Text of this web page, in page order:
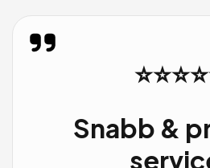
Snabb &